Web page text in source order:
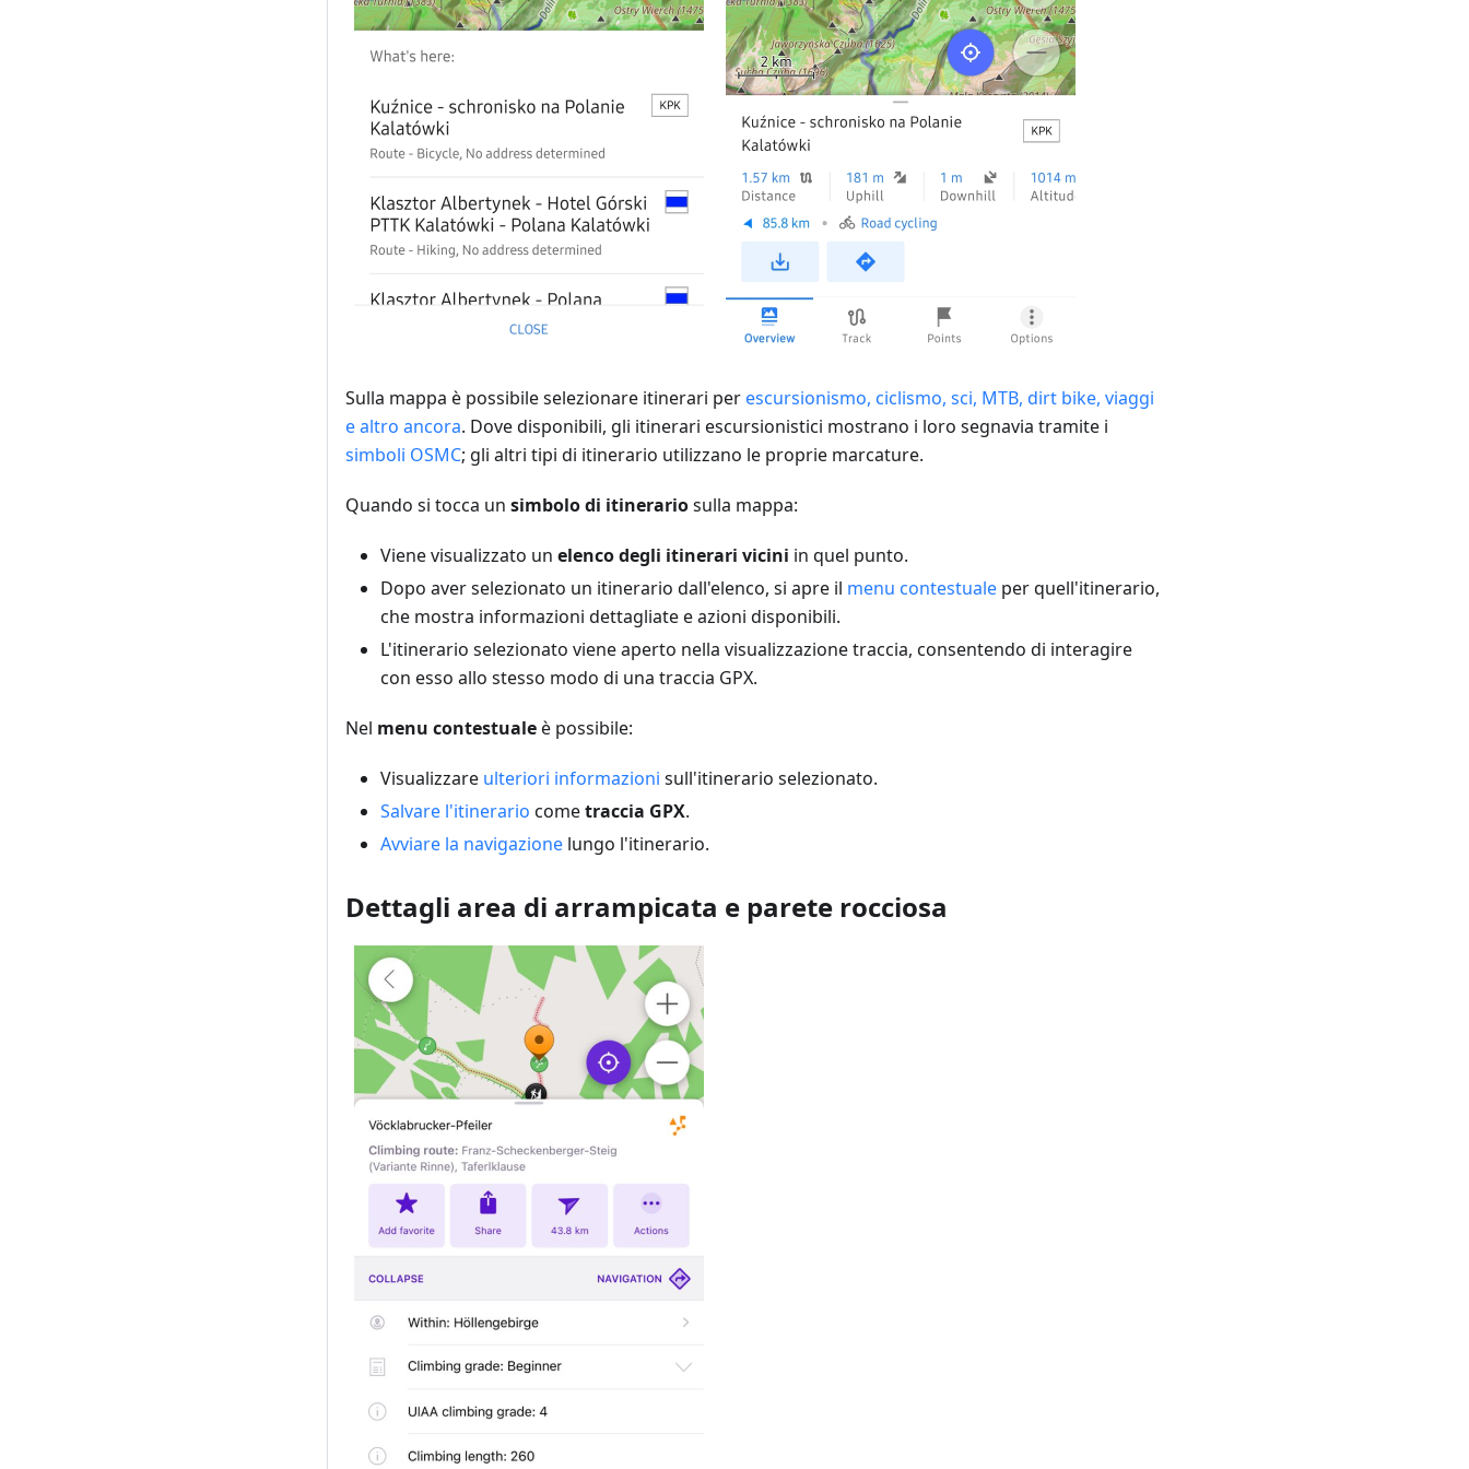
Sulla mappa è possibile selezionare itinerari per escursionismo, ciclismo, sci, MTB, dirt bike, viaggi
e altro ancora. Dove disponibili, gli itinerari escursionistici mostrano i loro segnavia tramite i
simboli OSMC; gli altri tipi di itinerario utilizzano le proprie marcature.
Quando si tocca un simbolo di itinerariosulla mappa:
Viene visualizzato un elenco degli itinerari vicini in quel punto.
Dopo aver selezionato un itinerario dall'elenco, si apre il menu contestuale per quell'itinerario,
che mostra informazioni dettagliate e azioni disponibili.
L'itinerario selezionato viene aperto nella visualizzazione traccia, consentendo di interagire
con esso allo stesso modo di una traccia GPX.
Nel menu contestualeè possibile:
Visualizzare ulteriori informazioni sull'itinerario selezionato.
Salvare l'itinerario cometraccia GPX.
Avviare la navigazione lungo l'itinerario.
Dettagli area di arrampicata e parete rocciosa